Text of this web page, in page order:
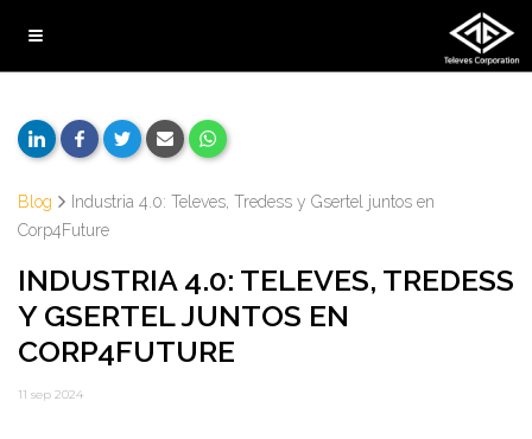
Blog
Industria 4.0: Televes, Tredess y Gsertel juntos en
Corp4Future
INDUSTRIA 4.0: TELEVES, TREDESS
Y GSERTEL JUNTOS EN
CORP4FUTURE
11 sep 2024